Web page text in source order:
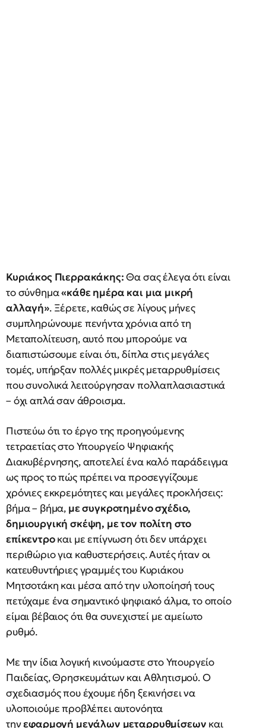
Κυριάκος Πιερρακάκης: Θα σας έλεγα ότι είναι
το σύνθημα«κάθε ημέρα και μια μικρή
αλλαγή». Ξέρετε, καθώς σε λίγους μήνες
συμπληρώνουμε πενήντα χρόνια από τη
Μεταπολίτευση, αυτό που μπορούμε να
διαπιστώσουμε είναι ότι, δίπλα στις μεγάλες
τομές, υπήρξαν πολλές μικρές μεταρρυθμίσεις
που συνολικά λειτούργησαν πολλαπλασιαστικά
– όχι απλά σαν άθροισμα.
Πιστεύω ότι το έργο της προηγούμενης
τετραετίας στο Υπουργείο Ψηφιακής
Διακυβέρνησης, αποτελεί ένα καλό παράδειγμα
ως προς το πώς πρέπει να προσεγγίζουμε
χρόνιες εκκρεμότητες και μεγάλες προκλήσεις:
βήμα – βήμα, με συγκροτημένο σχέδιο,
δημιουργική σκέψη, με τον πολίτη στο
επίκεντροκαι με επίγνωση ότι δεν υπάρχει
περιθώριο για καθυστερήσεις. Αυτές ήταν οι
κατευθυντήριες γραμμές του Κυριάκου
Μητσοτάκη και μέσα από την υλοποίησή τους
πετύχαμε ένα σημαντικό ψηφιακό άλμα, το οποίο
είμαι βέβαιος ότι θα συνεχιστεί με αμείωτο
ρυθμό.
Με την ίδια λογική κινούμαστε στο Υπουργείο
Παιδείας, Θρησκευμάτων και Αθλητισμού. Ο
σχεδιασμός που έχουμε ήδη ξεκινήσει να
υλοποιούμε προβλέπει αυτονόητα
τηνεφαρμογή μεγάλων μεταρρυθμίσεων και